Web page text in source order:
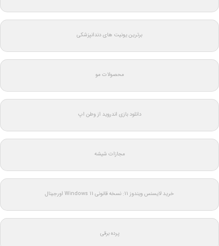
برترین یونیت های دندانپزشکی
محصولات مو
دانلود بازی اندروید از وطن اپ
مجازات شیشه
خرید لایسنس ویندوز 11: نسخه قانونی Windows 11 اورجینال
پرده برقی